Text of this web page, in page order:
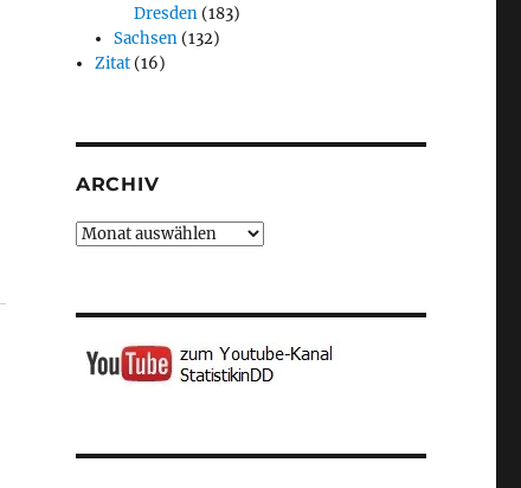
Dresden(183)
Sachsen (132)
Zitat (16)
ARCHIV
Archiv